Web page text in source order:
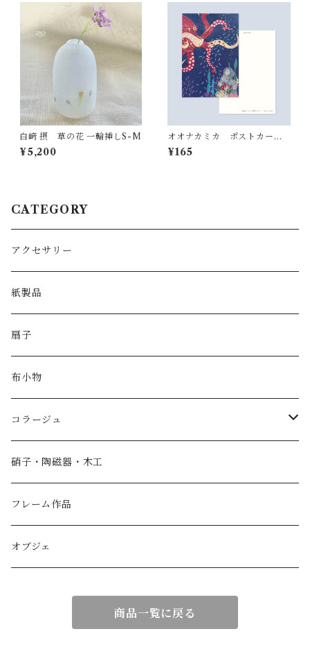
白﨑 摂 草の花 一輪挿しS-M
¥5,200
オオナカミカ ポストカード
「海底ランデブー」
¥165
CATEGORY
アクセサリー
紙製品
扇子
布小物
コラージュ
香箱
小物入れ
紙製品
硝子・陶磁器・木工
フレーム作品
オブジェ
商品一覧に戻る